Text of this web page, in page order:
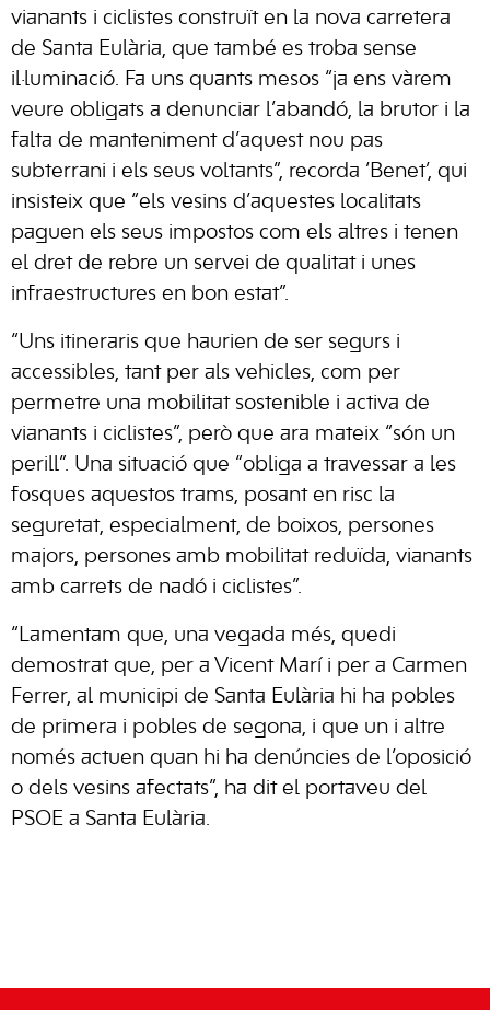
vianants i ciclistes construït en la nova carretera
de Santa Eulària, que també es troba sense
il·luminació. Fa uns quants mesos “ja ens vàrem
veure obligats a denunciar l’abandó, la brutor i la
falta de manteniment d’aquest nou pas
subterrani i els seus voltants”, recorda ‘Benet’, qui
insisteix que “els vesins d’aquestes localitats
paguen els seus impostos com els altres i tenen
el dret de rebre un servei de qualitat i unes
infraestructures en bon estat”.
“Uns itineraris que haurien de ser segurs i
accessibles, tant per als vehicles, com per
permetre una mobilitat sostenible i activa de
vianants i ciclistes”, però que ara mateix “són un
perill”. Una situació que “obliga a travessar a les
fosques aquestos trams, posant en risc la
seguretat, especialment, de boixos, persones
majors, persones amb mobilitat reduïda, vianants
amb carrets de nadó i ciclistes”.
“Lamentam que, una vegada més, quedi
demostrat que, per a Vicent Marí i per a Carmen
Ferrer, al municipi de Santa Eulària hi ha pobles
de primera i pobles de segona, i que un i altre
només actuen quan hi ha denúncies de l’oposició
o dels vesins afectats”, ha dit el portaveu del
PSOE a Santa Eulària.